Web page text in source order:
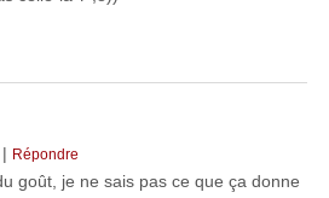
| Répondre
goût, je ne sais pas ce que ça donne